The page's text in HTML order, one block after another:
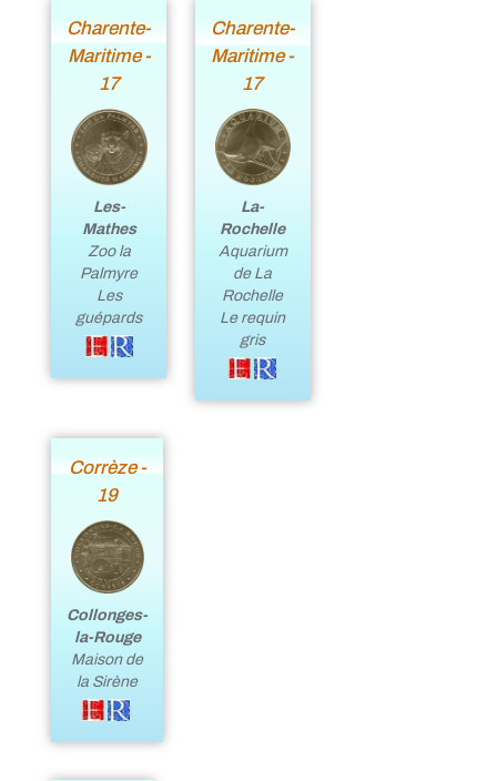
Charente-
Maritime -
17
Les-
Mathes
Zoo la
Palmyre
Les
guépards
Charente-
Maritime -
17
La-
Rochelle
Aquarium
de La
Rochelle
Le requin
gris
Corrèze -
19
Collonges-
la-Rouge
Maison de
la Sirène